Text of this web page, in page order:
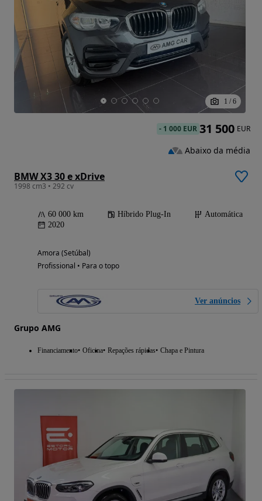
1 / 6
BMW X3 30 e xDrive
1998 cm3 • 292 cv
60 000 km Híbrido Plug-In
Automática
2020
Amora (Setúbal)
Profissional • Para o topo
Ver anúncios
Grupo AMG
Financiamento Oficina Repações rápidas Chapa e Pintura
- 1 000 EUR 31 500 EUR
Abaixo da média